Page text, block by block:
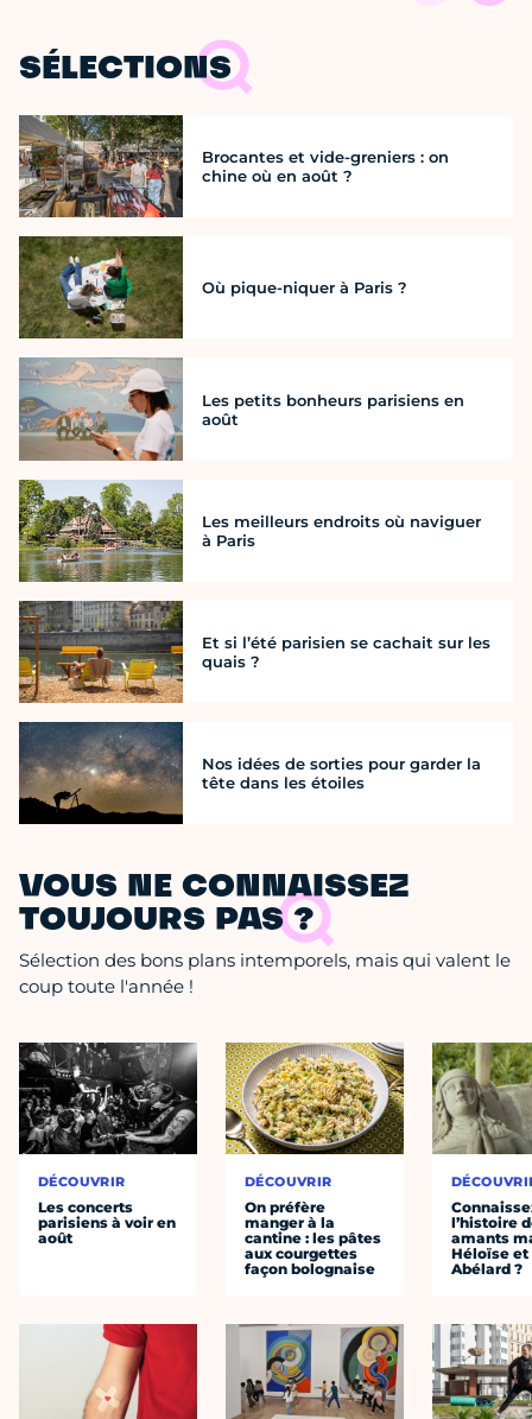
SÉLECTIONS
Brocantes et vide-greniers : on
chine où en août ?
Où pique-niquer à Paris ?
Les petits bonheurs parisiens en
août
Les meilleurs endroits où naviguer
à Paris
Et si l’été parisien se cachait sur les
quais ?
Nos idées de sorties pour garder la
tête dans les étoiles
VOUS NE CONNAISSEZ
TOUJOURS PAS ?
Sélection des bons plans intemporels, mais qui valent le
coup toute l'année !
DÉCOUVRIR
Les concerts
parisiens à voir en
août
DÉCOUVRIR
On préfère
manger à la
cantine : les pâtes
aux courgettes
façon bolognaise
l’histoire
amants
Héloïse et
Abélard ?